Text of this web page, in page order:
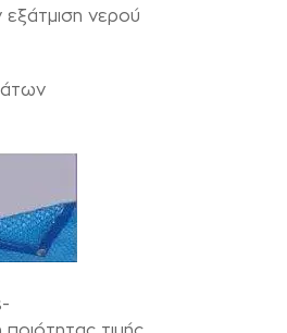
εξάτμιση νερού